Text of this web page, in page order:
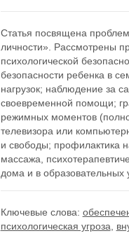
Статья посвящена
личности». Рассмотрены
психологической
безопасности ребенка в
нагрузок; наблюдение за
своевременной помощи;
режимных моментов
телевизора или
и свободы; профилактика
массажа,
дома и в образовательных
Ключевые слова:
психологическая угроза